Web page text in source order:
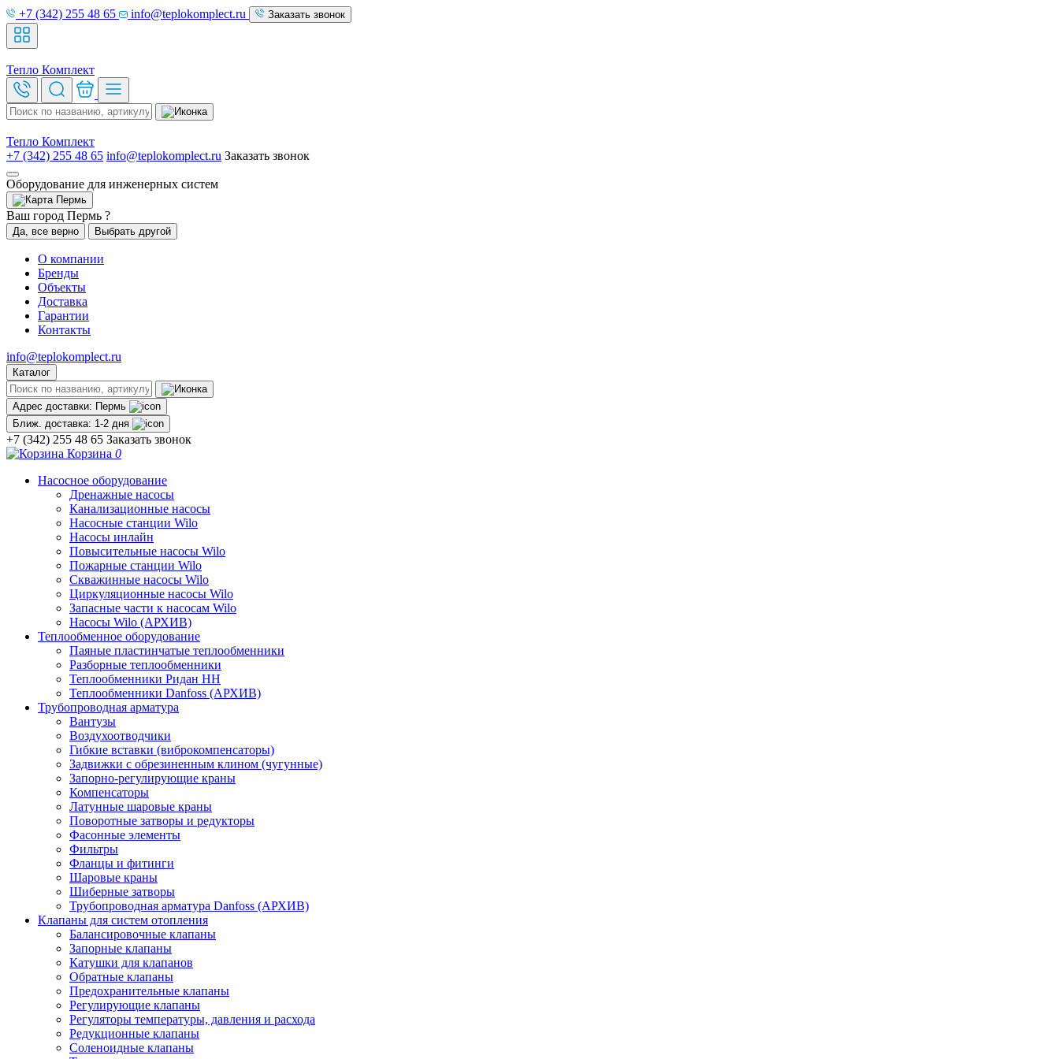
+7 (342) 255 48 65 info@teplokomplect.ru Заказать звонок
Тепло Комплект
Тепло Комплект
+7 (342) 255 48 65 info@teplokomplect.ru Заказать звонок
Оборудование для инженерных систем
Пермь
Ваш город Пермь ?
Да, все верно Выбрать другой
О компании
Бренды
Объекты
Доставка
Гарантии
Контакты
info@teplokomplect.ru
Каталог
Адрес доставки: Пермь
Ближ. доставка: 1-2 дня
+7 (342) 255 48 65 Заказать звонок
Корзина 0
Насосное оборудование
Дренажные насосы
Канализационные насосы
Насосные станции Wilo
Насосы инлайн
Повысительные насосы Wilo
Пожарные станции Wilo
Скважинные насосы Wilo
Циркуляционные насосы Wilo
Запасные части к насосам Wilo
Насосы Wilo (АРХИВ)
Теплообменное оборудование
Паяные пластинчатые теплообменники
Разборные теплообменники
Теплообменники Ридан НН
Теплообменники Danfoss (АРХИВ)
Трубопроводная арматура
Вантузы
Воздухоотводчики
Гибкие вставки (виброкомпенсаторы)
Задвижки с обрезиненным клином (чугунные)
Запорно-регулирующие краны
Компенсаторы
Латунные шаровые краны
Поворотные затворы и редукторы
Фасонные элементы
Фильтры
Фланцы и фитинги
Шаровые краны
Шиберные затворы
Трубопроводная арматура Danfoss (АРХИВ)
Клапаны для систем отопления
Балансировочные клапаны
Запорные клапаны
Катушки для клапанов
Обратные клапаны
Предохранительные клапаны
Регулирующие клапаны
Регуляторы температуры, давления и расхода
Редукционные клапаны
Соленоидные клапаны